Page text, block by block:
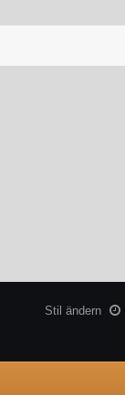
Stil ändern